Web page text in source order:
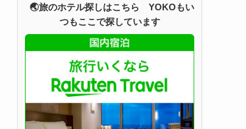
🌏旅のホテル探しはこちら YOKOもい
つもここで探しています